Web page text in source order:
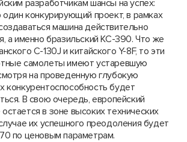
разработчикам шансы на успех:
один конкурирующий проект, в рамках
машина действительно
а именно бразильский КС-390. Что же
C-130J и китайского Y-8F, то эти
самолеты имеют устаревшую
на проведенную глубокую
конкурентоспособность будет
В свою очередь, европейский
в зоне высоких технических
их успешного преодоления будет
по ценовым параметрам.